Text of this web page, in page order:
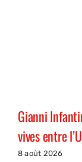
Gianni
vives entre
8 août 2026